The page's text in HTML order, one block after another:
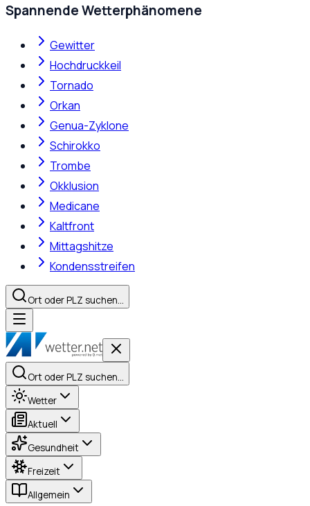
Spannende Wetterphänomene
Gewitter
Hochdruckkeil
Tornado
Orkan
Genua-Zyklone
Schirokko
Trombe
Okklusion
Medicane
Kaltfront
Mittagshitze
Kondensstreifen
Ort oder PLZ suchen…
Ort oder PLZ suchen…
Wetter
Aktuell
Gesundheit
Freizeit
Allgemein